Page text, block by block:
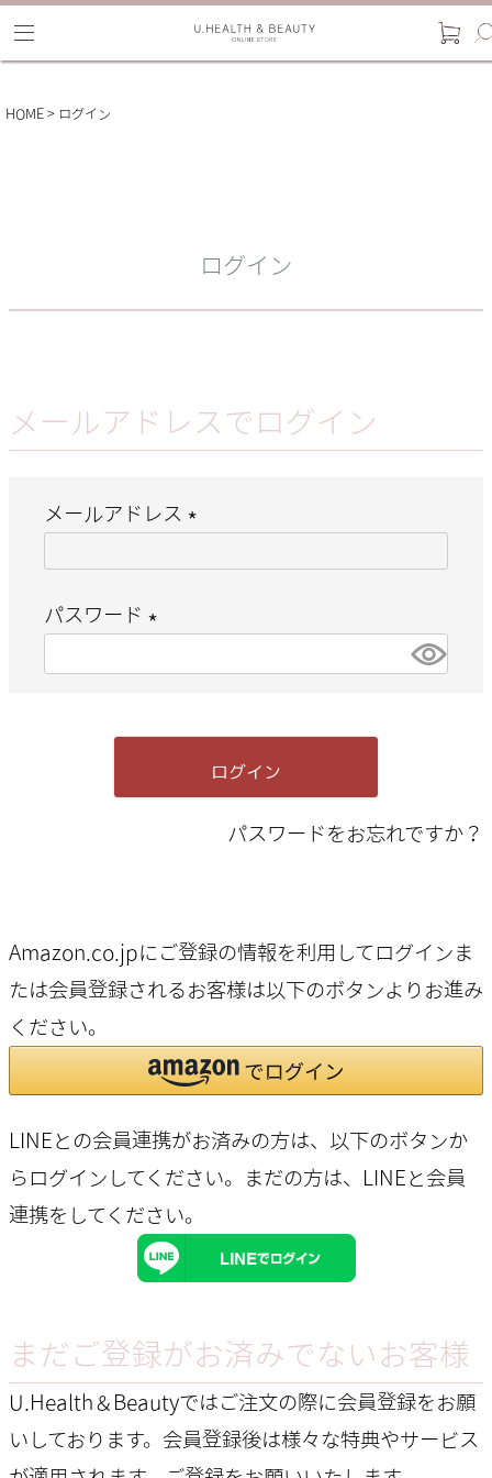
HOME ログイン
ログイン
メールアドレスでログイン
メールアドレス
須
)
パスワード
須
ログイン
パスワードをお忘れですか？
Amazon.co.jpにご登録の情報を利用してログインま
たは会員登録されるお客様は以下のボタンよりお進み
ください。
LINEとの会員連携がお済みの方は、以下のボタンか
らログインしてください。まだの方は、
LINEと会員
連携をしてください。
まだご登録がお済みでないお客様
U.Health＆Beautyではご注文の際に会員登録をお願
いしております。会員登録後は様々な特典やサービス